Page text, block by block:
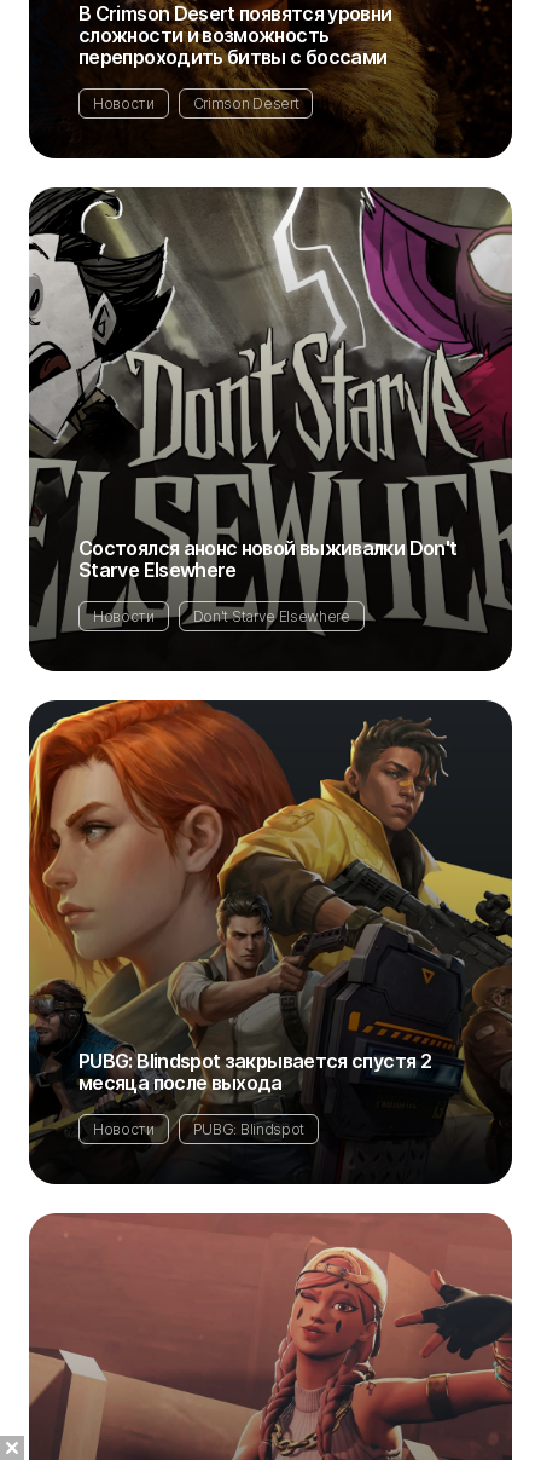
В Crimson Desert появятся уровни
сложности и возможность
перепроходить битвы с боссами
Новости Crimson Desert
Состоялся анонс новой выживалки Don't
Starve Elsewhere
Новости Don't Starve Elsewhere
PUBG: Blindspot закрывается спустя 2
месяца после выхода
Новости PUBG: Blindspot